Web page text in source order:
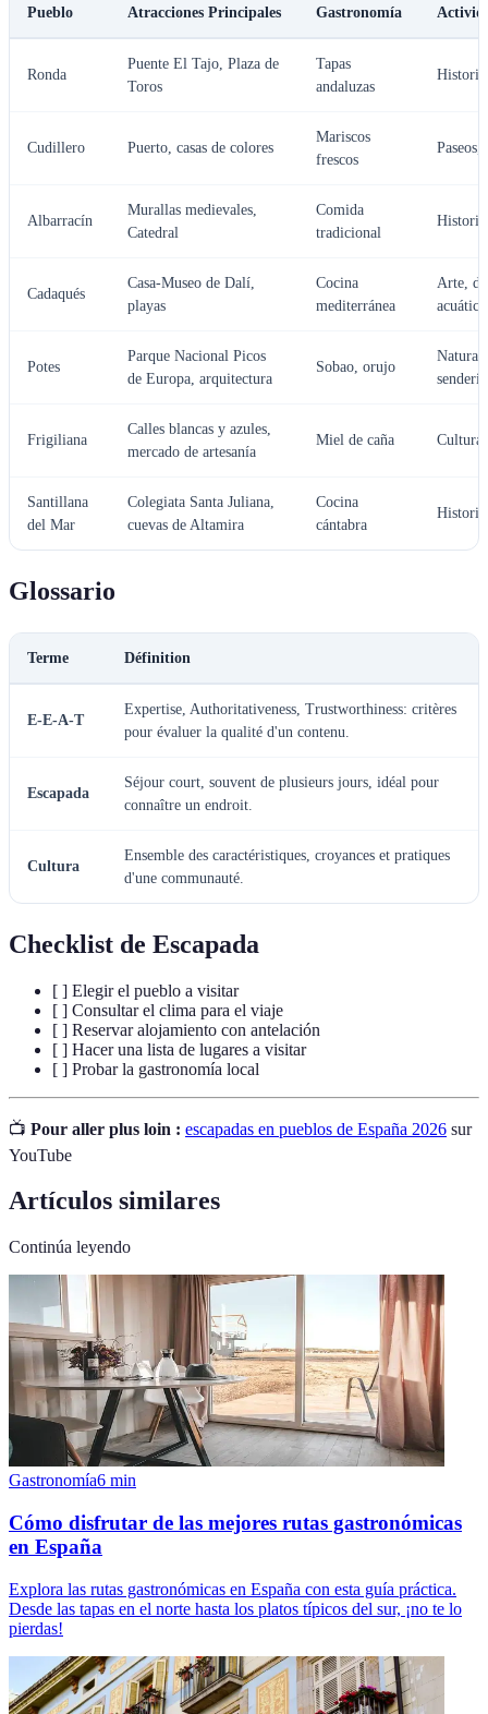
Pueblo Atracciones Principales Gastronomía
Ronda
Puente El Tajo, Plaza de
Toros
Tapas
andaluzas
Cudillero Puerto, casas de colores
Mariscos
frescos
Paseos,
Albarracín
Murallas medievales,
Catedral
Comida
tradicional
Cadaqués
Casa-Museo de Dalí,
playas
Cocina
mediterránea
Arte,
Potes
Parque Nacional Picos
de Europa, arquitectura
Sobao, orujo
Frigiliana
Calles blancas y azules,
mercado de artesanía
Miel de caña
Santillana
del Mar
Colegiata Santa Juliana,
cuevas de Altamira
Cocina
cántabra
Glossario
Terme Définition
E-E-A-T
Expertise, Authoritativeness, Trustworthiness: critères
pour évaluer la qualité d'un contenu.
Escapada
Séjour court, souvent de plusieurs jours, idéal pour
connaître un endroit.
Cultura
Ensemble des caractéristiques, croyances et pratiques
d'une communauté.
Checklist de Escapada
[ ] Elegir el pueblo a visitar
[ ] Consultar el clima para el viaje
[ ] Reservar alojamiento con antelación
[ ] Hacer una lista de lugares a visitar
[ ] Probar la gastronomía local
📺 Pour aller plus loin : escapadas en pueblos de España 2026 sur
YouTube
Artículos similares
Continúa leyendo
Gastronomía6 min
Cómo disfrutar de las mejores rutas gastronómicas
en España
Explora las rutas gastronómicas en España con esta guía práctica.
Desde las tapas en el norte hasta los platos típicos del sur, ¡no te lo
pierdas!